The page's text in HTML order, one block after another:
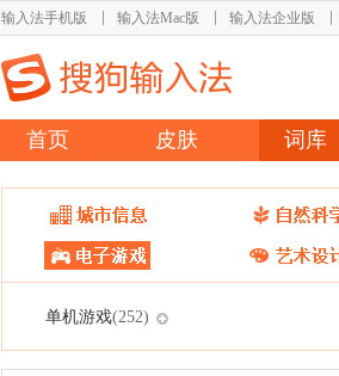
输入法手机版 输入法Mac版 输入法企业版
首页 皮肤 词库
单机游戏(252)